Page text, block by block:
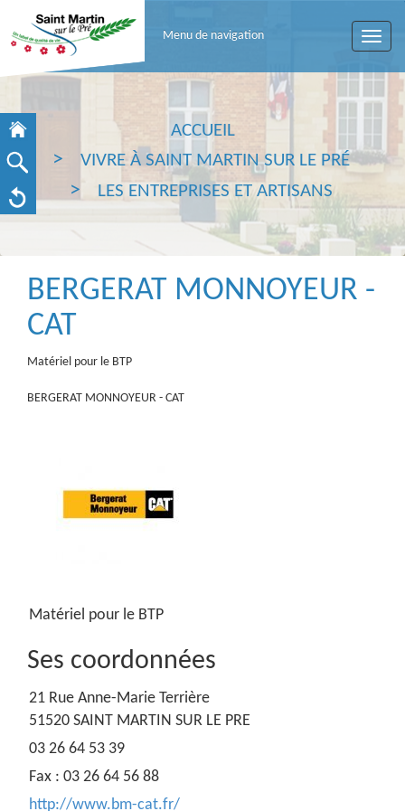
Toggle
Menu de navigation
ACCUEIL
VIVRE À SAINT MARTIN SUR LE PRÉ
LES ENTREPRISES ET ARTISANS
BERGERAT MONNOYEUR -
CAT
Matériel pour le BTP
BERGERAT MONNOYEUR - CAT
Matériel pour le BTP
Ses coordonnées
21 Rue Anne-Marie Terrière
51520 SAINT MARTIN SUR LE PRE
03 26 64 53 39
Fax : 03 26 64 56 88
http://www.bm-cat.fr/